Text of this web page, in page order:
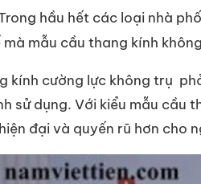
hầu hết các loại nhà
mẫu cầu thang kính
kính cường lực không trụ
sử dụng. Với kiểu mẫu
đại và quyến rũ hơn cho